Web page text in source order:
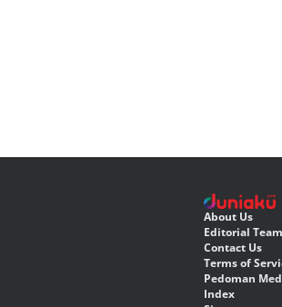
About Us
Editorial Team
Contact Us
Terms of
Pedoman
Index